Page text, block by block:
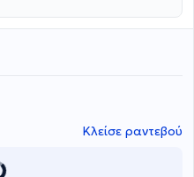
εκπαιδευθεί στη
Νοσοκομείο
πλήθος υπηρεσιών,
Κλείσε ραντεβού